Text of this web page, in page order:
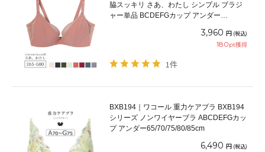
脇スッキリ さあ、わたし シンプル ブラジ
ャー単品 BCDEFGカップ アンダー
3,960 円 (税込)
180pt獲得
1件
BXB194｜ワコール 重力ケアブラ BXB194
シリーズ ノンワイヤーブラ ABCDEFGカッ
プ アンダー65/70/75/80/85cm
6,490 円 (税込)